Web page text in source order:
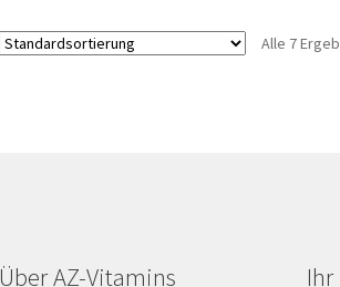
Alle 7
Über AZ-Vitamins